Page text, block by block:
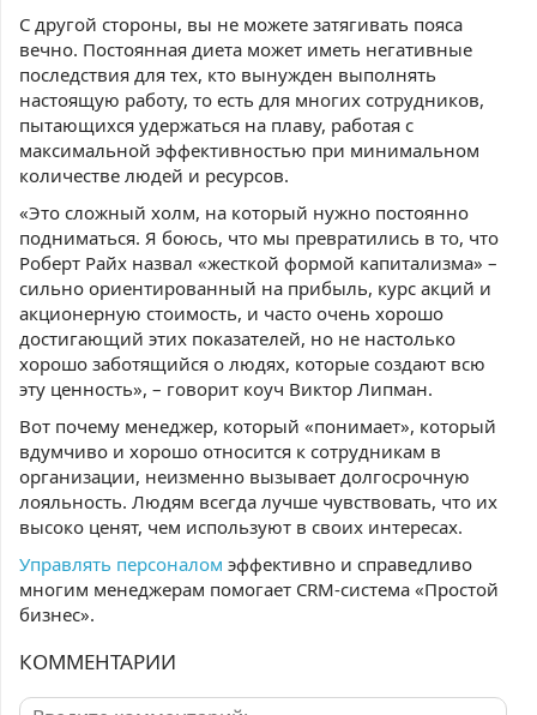
С другой стороны, вы не можете затягивать пояса
вечно. Постоянная диета может иметь негативные
последствия для тех, кто вынужден выполнять
настоящую работу, то есть для многих сотрудников,
пытающихся удержаться на плаву, работая с
максимальной эффективностью при минимальном
количестве людей и ресурсов.
«Это сложный холм, на который нужно постоянно
подниматься. Я боюсь, что мы превратились в то, что
Роберт Райх назвал «жесткой формой капитализма» –
сильно ориентированный на прибыль, курс акций и
акционерную стоимость, и часто очень хорошо
достигающий этих показателей, но не настолько
хорошо заботящийся о людях, которые создают всю
эту ценность», – говорит коуч Виктор Липман.
Вот почему менеджер, который «понимает», который
вдумчиво и хорошо относится к сотрудникам в
организации, неизменно вызывает долгосрочную
лояльность. Людям всегда лучше чувствовать, что их
высоко ценят, чем используют в своих интересах.
Управлять персоналом эффективно и справедливо
многим менеджерам помогает CRM-система «Простой
бизнес».
КОММЕНТАРИИ